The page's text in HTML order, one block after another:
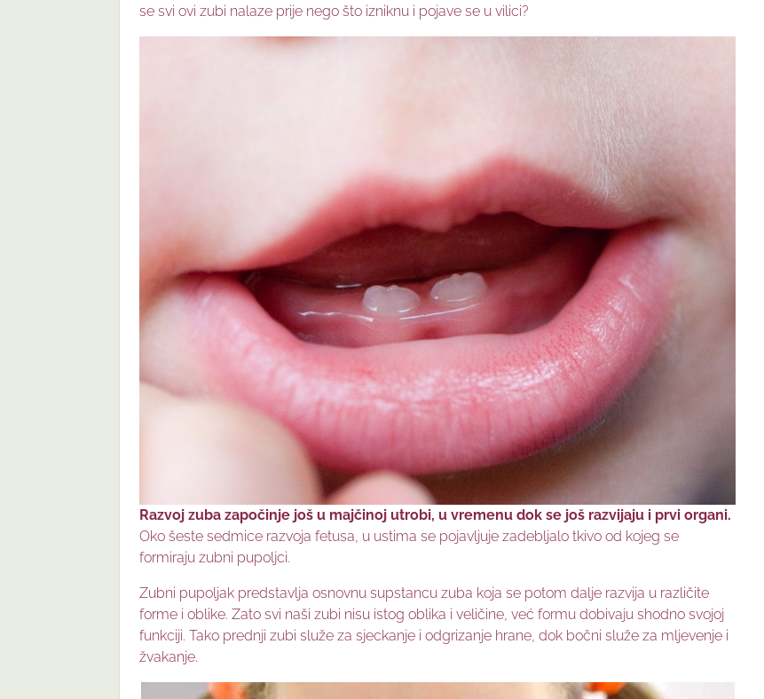
se svi ovi zubi nalaze prije nego što izniknu i pojave se u vilici?
Razvoj zuba započinje još u majčinoj utrobi, u vremenu dok se još razvijaju i prvi organi.
Oko šeste sedmice razvoja fetusa, u ustima se pojavljuje zadebljalo tkivo od kojeg se
formiraju zubni pupoljci.
Zubni pupoljak predstavlja osnovnu supstancu zuba koja se potom dalje razvija u različite
forme i oblike. Zato svi naši zubi nisu istog oblika i veličine, već formu dobivaju shodno svojoj
funkciji. Tako prednji zubi služe za sjeckanje i odgrizanje hrane, dok bočni služe za mljevenje i
žvakanje.